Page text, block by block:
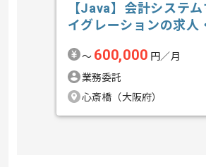
【Java】会計システム
イグレーションの求人
〜 600,000 円／月
業務委託
心斎橋（大阪府）